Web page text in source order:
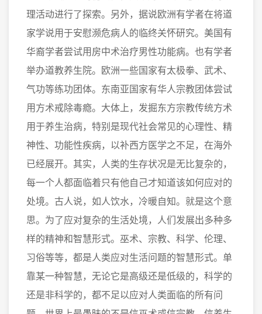
理活动进行了探索。另外，据说欧洲有学者在将道
家学说用于安慰濒危病人的临终关怀研究。美国有
华裔学者尝试用房中术治疗男性功能病。也有学者
举办道教养生院。欧洲一些国家有太极拳、武术、
气功等练功团体。东南亚国家有华人宗教团体尝试
用方术戒除毒瘾。大体上，发掘东方宗教传统方术
用于养生治病，特别是现代社会常见的心理性、精
神性、功能性疾病，以补西方医学之不足，在海外
已经展开。其实，人类的生存状况是无比复杂的，
每一个人都面临着只有他自己才知道该如何应对的
处境。古人说，如人饮水，冷暖自知。就是这个意
思。为了应对复杂的生活处境，人们发展出多种多
样的精神和智慧形式。巫术、宗教、科学、伦理、
习俗等等，都是人类应对生活问题的智慧形式。单
靠某一种智慧，无论它是高级还是低级的，科学的
还是非科学的，都不足以应对人类面临的所有问